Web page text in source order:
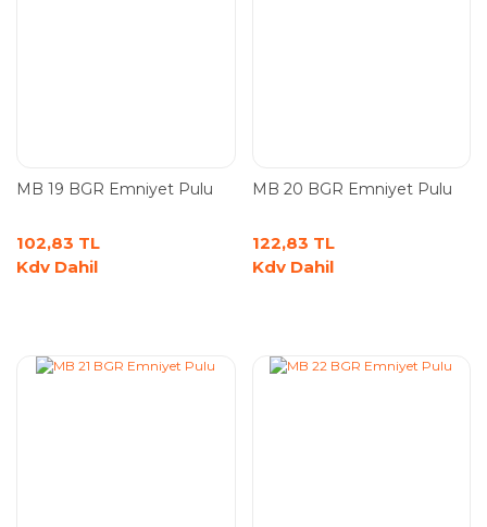
MB 19 BGR Emniyet Pulu
102,83 TL
Kdv Dahil
MB 20 BGR Emniyet Pulu
122,83 TL
Kdv Dahil